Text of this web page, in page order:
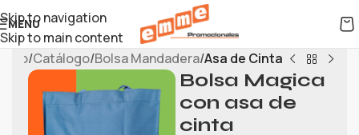
Skip to navigation
Skip to main content
MENU
Catálogo Bolsa Mandadera Asa de Cinta
Bolsa Magica
con asa de
cinta